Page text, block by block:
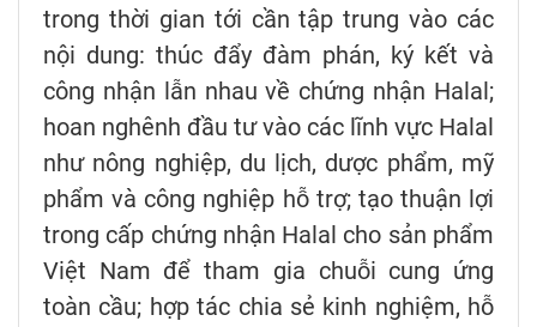
trong thời gian tới cần tập trung vào các
nội dung: thúc đẩy đàm phán, ký kết và
công nhận lẫn nhau về chứng nhận Halal;
hoan nghênh đầu tư vào các lĩnh vực Halal
như nông nghiệp, du lịch, dược phẩm, mỹ
phẩm và công nghiệp hỗ trợ; tạo thuận lợi
trong cấp chứng nhận Halal cho sản phẩm
Việt Nam để tham gia chuỗi cung ứng
toàn cầu; hợp tác chia sẻ kinh nghiệm, hỗ